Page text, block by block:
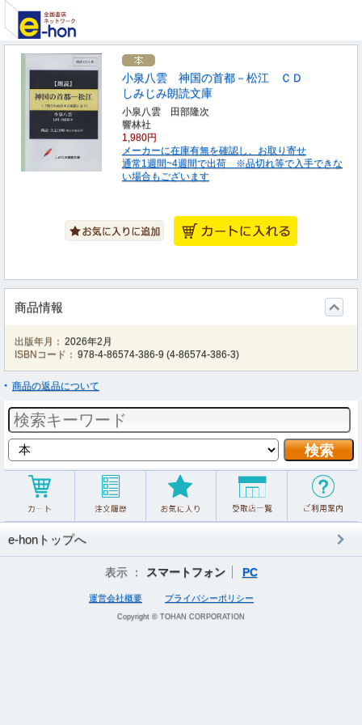
小泉八雲 神国の首都－松江 ＣＤ
しみじみ朗読文庫
小泉八雲 田部隆次
響林社
1,980円
メーカーに在庫有無を確認し、お取り寄せ
通常1週間~4週間で出荷 ※品切れ等で入手できな
い場合もございます
商品情報
出版年月： 2026年2月
ISBNコード： 978-4-86574-386-9 (4-86574-386-3)
商品の返品について
e-honトップへ
表示 ： スマートフォン PC
運営会社概要 プライバシーポリシー
Copyright © TOHAN CORPORATION